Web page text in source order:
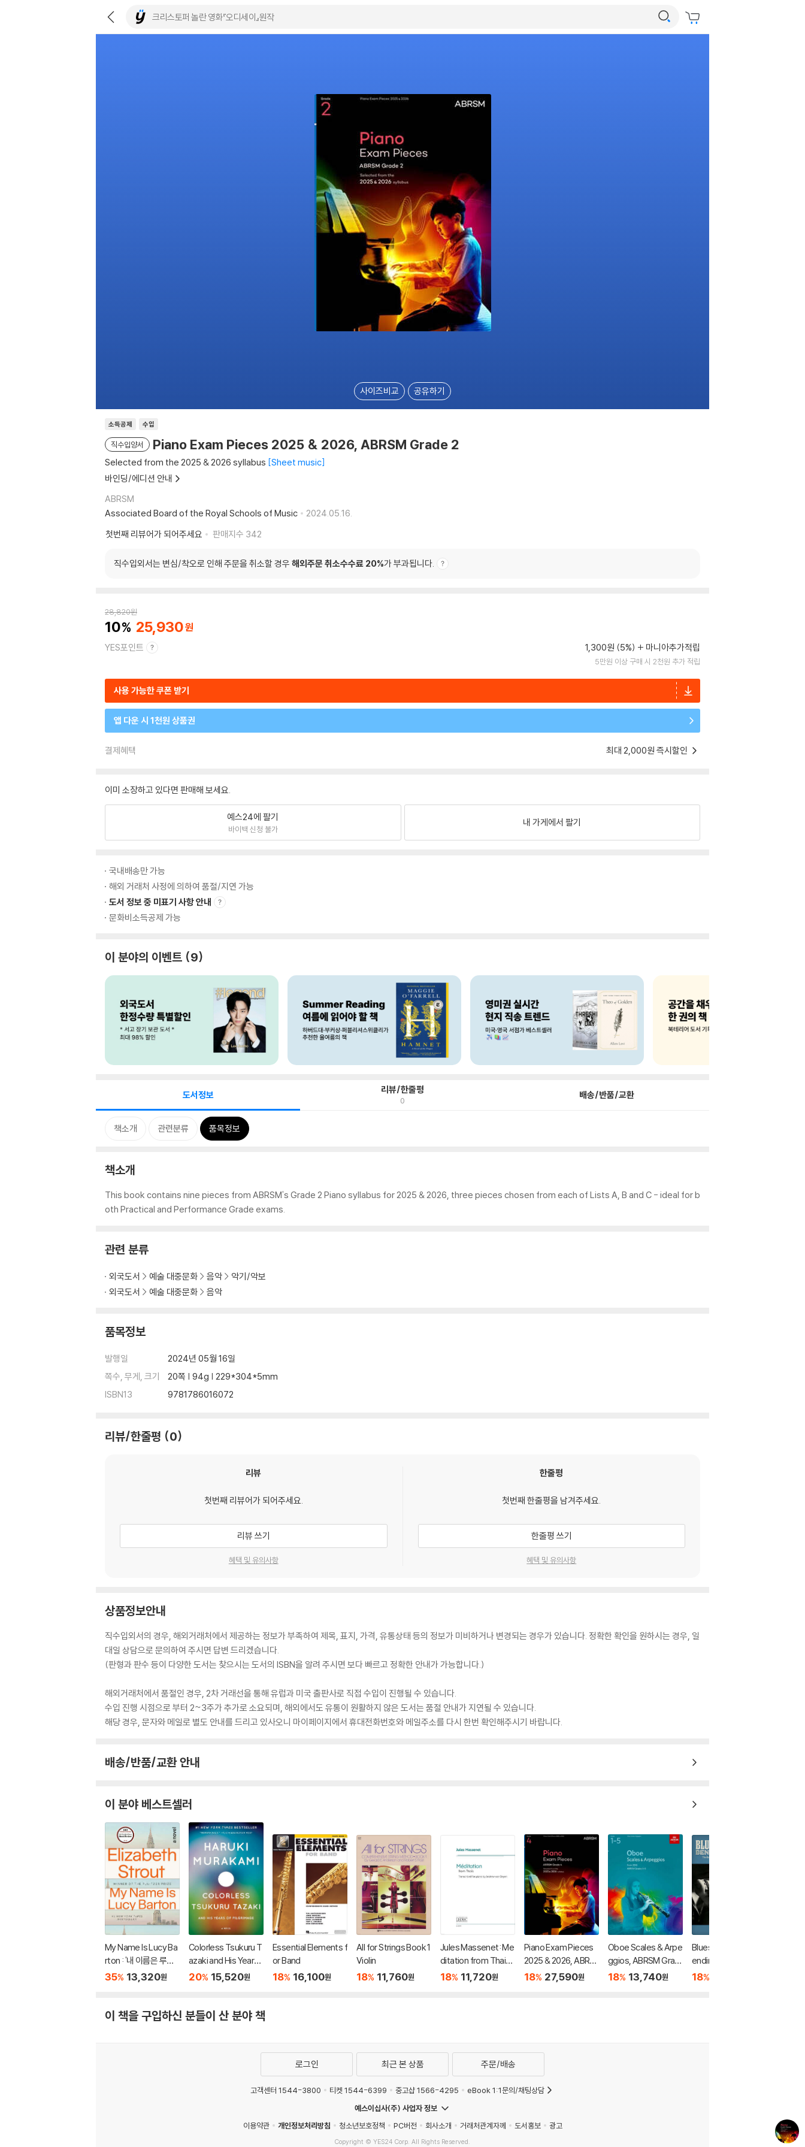
사이즈비교 공유하기
소득공제 수입
직수입양서 Piano Exam Pieces 2025 & 2026, ABRSM Grade 2
Selected from the 2025 & 2026 syllabus Sheet music
바인딩/에디션 안내
ABRSM
Associated Board of the Royal Schools of Music
2024.05.16.
첫번째 리뷰어가 되어주세요
판매지수 342
직수입외서는 변심/착오로 인해 주문을 취소할 경우 해외주문 취소수수료 20%가 부과됩니다.
28,820원
10 25,930
YES포인트 1,300원 (5%) 마니아추가적립
5만원 이상 구매 시 2천원 추가 적립
사용 가능한 쿠폰 받기
앱 다운 시 1천원 상품권
결제혜택 최대 2,000원 즉시할인
이미 소장하고 있다면 판매해 보세요.
예스24에 팔기
바이백 신청 불가
내 가게에서 팔기
국내배송만 가능
해외 거래처 사정에 의하여 품절/지연 가능
도서 정보 중 미표기 사항 안내
문화비소득공제 가능
이 분야의 이벤트 9
도서정보 리뷰/한줄평
0 배송/반품/교환
책소개 관련분류 품목정보
책소개
This book contains nine pieces from ABRSM's Grade 2 Piano syllabus for 2025 & 2026, three pieces chosen from each of Lists A, B and C - ideal for b
oth Practical and Performance Grade exams.
관련 분류
외국도서 예술 대중문화 음악
악기/악보
외국도서
예술 대중문화 음악
품목정보
발행일
2024년 05월 16일
쪽수, 무게, 크기
20쪽 | 94g | 229*304*5mm
ISBN13
9781786016072
리뷰/한줄평 0
리뷰
첫번째 리뷰어가 되어주세요.
리뷰 쓰기
혜택 및 유의사항
한줄평
첫번째 한줄평을 남겨주세요.
한줄평 쓰기
혜택 및 유의사항
상품정보안내
직수입외서의 경우, 해외거래처에서 제공하는 정보가 부족하여 제목, 표지, 가격, 유통상태 등의 정보가 미비하거나 변경되는 경우가 있습니다. 정확한 확인을 원하시는 경우, 일
대일 상담으로 문의하여 주시면 답변 드리겠습니다.
(판형과 판수 등이 다양한 도서는 찾으시는 도서의 ISBN을 알려 주시면 보다 빠르고 정확한 안내가 가능합니다.)
해외거래처에서 품절인 경우, 2차 거래선을 통해 유럽과 미국 출판사로 직접 수입이 진행될 수 있습니다.
수입 진행 시점으로 부터 2~3주가 추가로 소요되며, 해외에서도 유통이 원활하지 않은 도서는 품절 안내가 지연될 수 있습니다.
해당 경우, 문자와 메일로 별도 안내를 드리고 있사오니 마이페이지에서 휴대전화번호와 메일주소를 다시 한번 확인해주시기 바랍니다.
배송/반품/교환 안내
이 분야 베스트셀러
My Name Is Lucy Ba
rton : '내 이름은 루시
바턴' 원서
35% 13,320원
Colorless Tsukuru T
azaki and His Years
of Pilgrimage
20% 15,520원
Essential Elements f
or Band
18% 16,100원
All for Strings Book 1
Violin
18% 11,760원
Jules Massenet: Me
ditation from Thais
- Transcribed for Pi
18% 11,720원
Piano Exam Pieces
2025 & 2026, ABRS
M Grade 4
18% 27,590원
Oboe Scales & Arpe
ggios, ABRSM Grad
es 1-5
18% 13,740원
Blues Harmonica - B
ending & Beyond: T
he Bending Bible for
18%
이 책을 구입하신 분들이 산 분야 책
로그인 최근 본 상품 주문/배송
고객센터 1544-3800 티켓 1544-6399 중고샵 1566-4295
eBook 1:1문의/채팅상담
예스이십사(주) 사업자 정보
이용약관
개인정보처리방침 청소년보호정책 PC버전 회사소개 거래처관계자께 도서홍보 광고
Copyright © YES24 Corp. All Rights Reserved.